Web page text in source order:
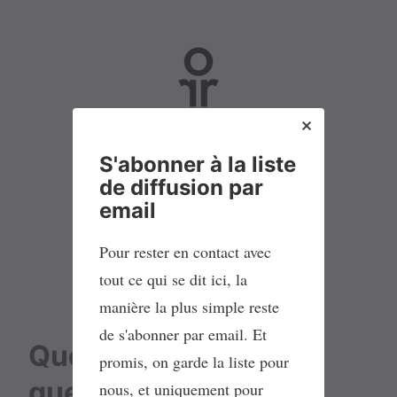
No Parking
L
s
t
e
d
e
d
s
t
o
d
o
n
n
k
e
d
I
n
u
R
S
S
Quelle boussole pour
S'abonner à la liste
de diffusion par
email
Pour rester en contact avec
tout ce qui se dit ici, la
manière la plus simple reste
de s'abonner par email. Et
promis, on garde la liste pour
nous, et uniquement pour